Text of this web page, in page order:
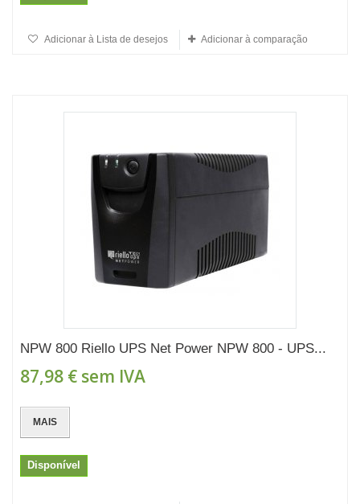
Adicionar à Lista de desejos Adicionar à comparação
NPW 800 Riello UPS Net Power NPW 800 - UPS...
87,98 € sem IVA
MAIS
Disponível